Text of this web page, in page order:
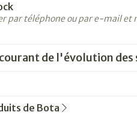
de l'évolution des
par téléphone ou par e-mail
de Bota